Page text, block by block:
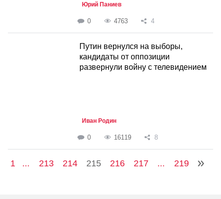
Юрий Паниев
0 4763 4
Путин вернулся на выборы,
кандидаты от оппозиции
развернули войну с телевидением
Иван Родин
0 16119 8
1 ... 213 214 215 216 217 ... 219